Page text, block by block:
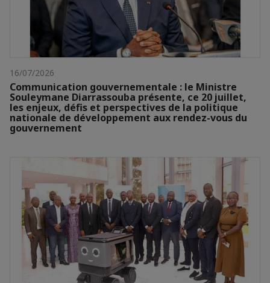
16/07/2026
Communication gouvernementale : le Ministre
Souleymane Diarrassouba présente, ce 20 juillet,
les enjeux, défis et perspectives de la politique
nationale de développement aux rendez-vous du
gouvernement